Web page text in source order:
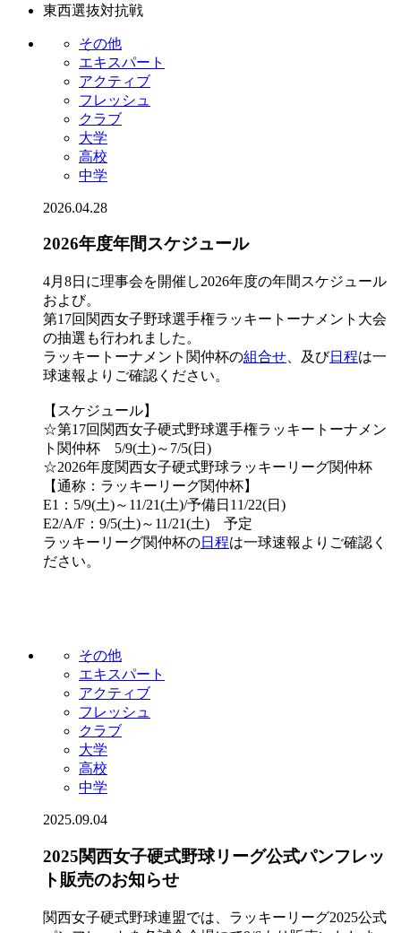
東西選抜対抗戦
その他
エキスパート
アクティブ
フレッシュ
クラブ
大学
高校
中学
2026.04.28
2026年度年間スケジュール
4月8日に理事会を開催し2026年度の年間スケジュール
および。
第17回関西女子野球選手権ラッキートーナメント大会
の抽選も行われました。
ラッキートーナメント関仲杯の組合せ 、及び日程は一
球速報よりご確認ください。
【スケジュール】
☆第17回関西女子硬式野球選手権ラッキートーナメン
ト関仲杯 5/9(土)～7/5(日)
☆2026年度関西女子硬式野球ラッキーリーグ関仲杯
【通称：ラッキーリーグ関仲杯】
E1：5/9(土)～11/21(土)/予備日11/22(日)
E2/A/F：9/5(土)～11/21(土) 予定
ラッキーリーグ関仲杯の日程は一球速報よりご確認く
ださい。
その他
エキスパート
アクティブ
フレッシュ
クラブ
大学
高校
中学
2025.09.04
2025関西女子硬式野球リーグ公式パンフレッ
ト販売のお知らせ
関西女子硬式野球連盟では、ラッキーリーグ2025公式